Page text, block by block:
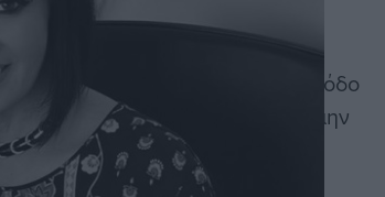
επίτευγμα της δημοτικής
που αφήνει πίσω της. Μια Ρόδο
να μην περιμένει τίποτα, να μην